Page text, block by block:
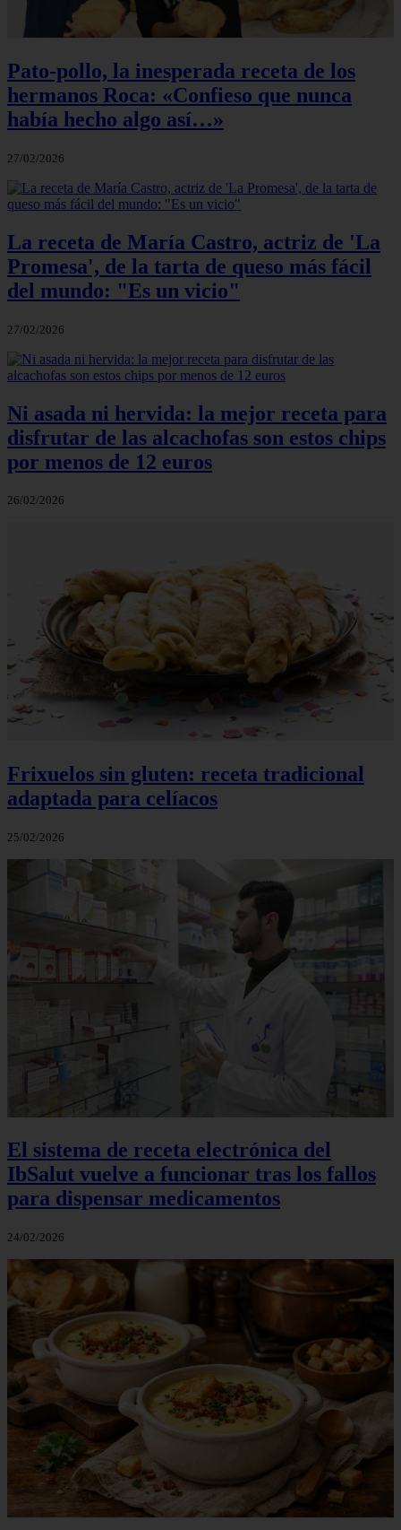
Pato-pollo, la inesperada receta de los
hermanos Roca: «Confieso que nunca
había hecho algo así…»
27/02/2026
La receta de María Castro, actriz de 'La
Promesa', de la tarta de queso más fácil
del mundo: "Es un vicio"
27/02/2026
Ni asada ni hervida: la mejor receta para
disfrutar de las alcachofas son estos chips
por menos de 12 euros
26/02/2026
Frixuelos sin gluten: receta tradicional
adaptada para celíacos
25/02/2026
El sistema de receta electrónica del
IbSalut vuelve a funcionar tras los fallos
para dispensar medicamentos
24/02/2026